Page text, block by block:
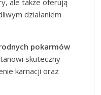
ale także oferują
działaniem
pokarmów
skuteczny
karnacji oraz